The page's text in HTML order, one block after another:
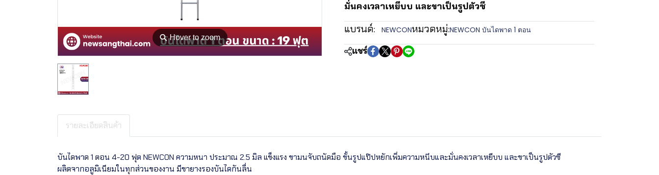
⚲Hover to zoom
มั่นคงเวลาเหยีบบ และขาเป็นรูปตัวซี
แบรนด์: NEWCONหมวดหมู่:NEWCON บันไดพาด 1 ตอน
แชร์
รายละเอียดสินค้า
บันไดพาด 1 ตอน 4-20 ฟุต NEWCON ความหนา ประมาณ 2.5 มิล แข็งแรง ขามนจับถนัดมือ ขั้นรูปแป๊ปหยักเพิ่มความหนึบและมั่นคงเวลาเหยีบบ และขาเป็นรูปตัวซี
ผลิตจากอลูมิเนียมในทุกส่วนของงาน มีขายางรองบันไดกันลื่น